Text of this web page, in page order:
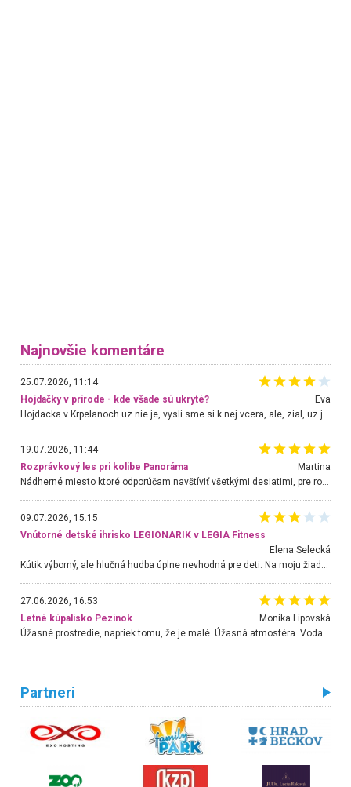
Najnovšie komentáre
25.07.2026, 11:14
Hojdačky v prírode - kde všade sú ukryté?
Eva
19.07.2026, 11:44
Rozprávkový les pri kolibe Panoráma
Martina
Nádherné miesto ktoré odporúčam navštíviť všetkými desiatimi, pre rodiny s deťmi, dôchodcom... Proste a jednoducho ozaj rozprávkový les.. určite ešte prídeme. Odniesli sme si na pamiatku krásne tričká,
09.07.2026, 15:15
Vnútorné detské ihrisko LEGIONARIK v LEGIA Fitness
Elena Selecká
Kútik výborný, ale hlučná hudba úplne nevhodná pre deti. Na moju žiadosť o aspoň sušenie nereagovali.
27.06.2026, 16:53
Letné kúpalisko Pezinok
. Monika Lipovská
Partneri